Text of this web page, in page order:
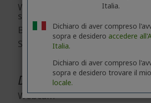
Wireless LAN
standard
Bluetooth
Standard Bluetooth
Dispositivi incorporati
Webcam
Italia.
Dichiaro di aver compreso
sopra e desidero accedere
Italia.
Dichiaro di aver compreso
sopra e desidero trovare il mio
locale.